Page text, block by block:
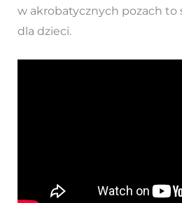
w akrobatycznych pozach to
dla dzieci.